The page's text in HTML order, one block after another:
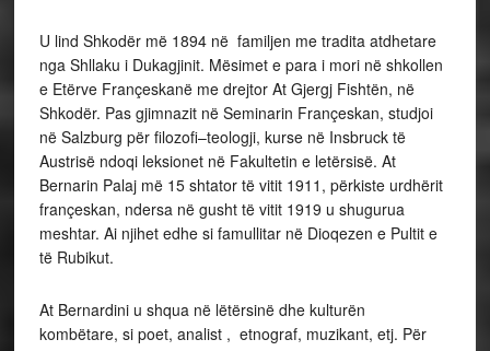
U lind Shkodër më 1894 në familjen me tradita atdhetare
nga Shllaku i Dukagjinit. Mësimet e para i mori në shkollen
e Etërve Françeskanë me drejtor At Gjergj Fishtën, në
Shkodër. Pas gjimnazit në Seminarin Françeskan, studjoi
në Salzburg për filozofi–teologji, kurse në Insbruck të
Austrisë ndoqi leksionet në Fakultetin e letërsisë. At
Bernarin Palaj më 15 shtator të vitit 1911, përkiste urdhërit
françeskan, ndersa në gusht të vitit 1919 u shugurua
meshtar. Ai njihet edhe si famullitar në Dioqezen e Pultit e
të Rubikut.
At Bernardini u shqua në lëtërsinë dhe kulturën
kombëtare, si poet, analist , etnograf, muzikant, etj. Për